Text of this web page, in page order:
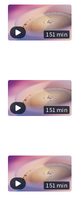
151 min
151 min
151 min